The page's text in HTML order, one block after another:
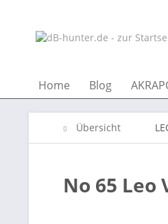
Home Blog
Übersicht
No 65 Leo